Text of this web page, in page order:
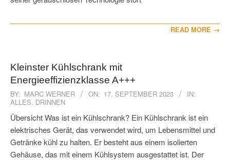
READ MORE →
Kleinster Kühlschrank mit
Energieeffizienzklasse A+++
2023-
09-
17
BY: MARC WERNER ON: 17. SEPTEMBER 2023
IN:
ALLES, DRINNEN
Übersicht Was ist ein Kühlschrank? Ein Kühlschrank ist ein
elektrisches Gerät, das verwendet wird, um Lebensmittel und
Getränke kühl zu halten. Er besteht aus einem isolierten
Gehäuse, das mit einem Kühlsystem ausgestattet ist. Der